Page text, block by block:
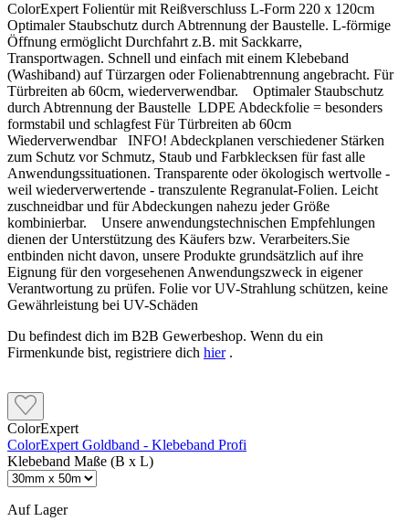
ColorExpert Folientür mit Reißverschluss L-Form 220 x 120cm
Optimaler Staubschutz durch Abtrennung der Baustelle. L-förmige
Öffnung ermöglicht Durchfahrt z.B. mit Sackkarre,
Transportwagen. Schnell und einfach mit einem Klebeband
(Washiband) auf Türzargen oder Folienabtrennung angebracht. Für
Türbreiten ab 60cm, wiederverwendbar. Optimaler Staubschutz
durch Abtrennung der Baustelle LDPE Abdeckfolie = besonders
formstabil und schlagfest Für Türbreiten ab 60cm
Wiederverwendbar INFO! Abdeckplanen verschiedener Stärken
zum Schutz vor Schmutz, Staub und Farbklecksen für fast alle
Anwendungssituationen. Transparente oder ökologisch wertvolle -
weil wiederverwertende - transzulente Regranulat-Folien. Leicht
zuschneidbar und für Abdeckungen nahezu jeder Größe
kombinierbar. Unsere anwendungstechnischen Empfehlungen
dienen der Unterstützung des Käufers bzw. Verarbeiters.Sie
entbinden nicht davon, unsere Produkte grundsätzlich auf ihre
Eignung für den vorgesehenen Anwendungszweck in eigener
Verantwortung zu prüfen. Folie vor UV-Strahlung schützen, keine
Gewährleistung bei UV-Schäden
Du befindest dich im B2B Gewerbeshop. Wenn du ein
Firmenkunde bist, registriere dich hier.
ColorExpert
ColorExpert Goldband - Klebeband Profi
Klebeband Maße (B x L)
Auf Lager